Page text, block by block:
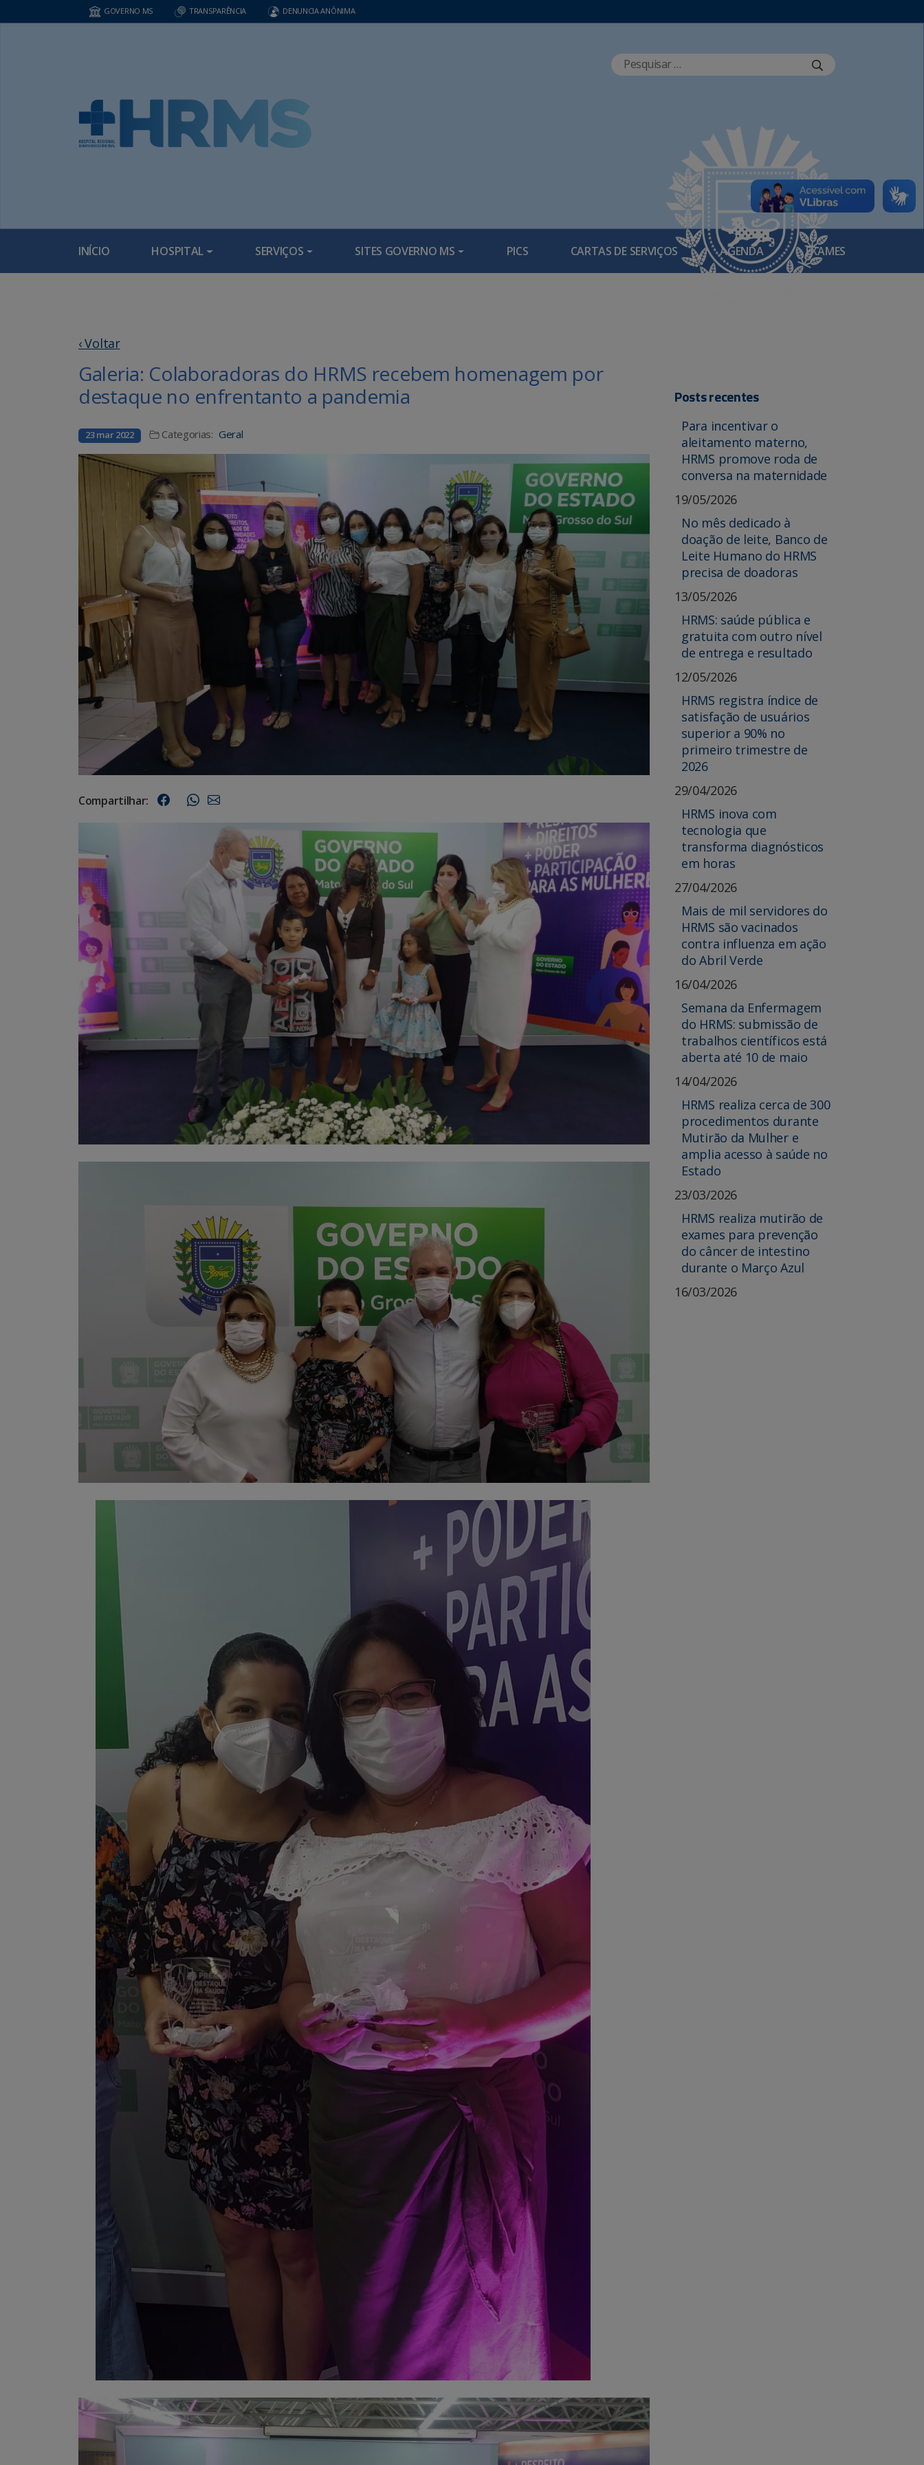
GOVERNO MS TRANSPARÊNCIA DENUNCIA ANÔNIMA
INÍCIO HOSPITAL SERVIÇOS SITES GOVERNO MS PICS CARTAS DE SERVIÇOS AGENDA EXAMES
‹ Voltar
Galeria: Colaboradoras do HRMS recebem homenagem por
destaque no enfrentanto a pandemia
23 mar 2022 Categorias: Geral
Compartilhar:
Posts recentes
Para incentivar o
aleitamento materno,
HRMS promove roda de
conversa na maternidade
19/05/2026
No mês dedicado à
doação de leite, Banco de
Leite Humano do HRMS
precisa de doadoras
13/05/2026
HRMS: saúde pública e
gratuita com outro nível
de entrega e resultado
12/05/2026
HRMS registra índice de
satisfação de usuários
superior a 90% no
primeiro trimestre de
2026
29/04/2026
HRMS inova com
tecnologia que
transforma diagnósticos
em horas
27/04/2026
Mais de mil servidores do
HRMS são vacinados
contra influenza em ação
do Abril Verde
16/04/2026
Semana da Enfermagem
do HRMS: submissão de
trabalhos científicos está
aberta até 10 de maio
14/04/2026
HRMS realiza cerca de 300
procedimentos durante
Mutirão da Mulher e
amplia acesso à saúde no
Estado
23/03/2026
HRMS realiza mutirão de
exames para prevenção
do câncer de intestino
durante o Março Azul
16/03/2026